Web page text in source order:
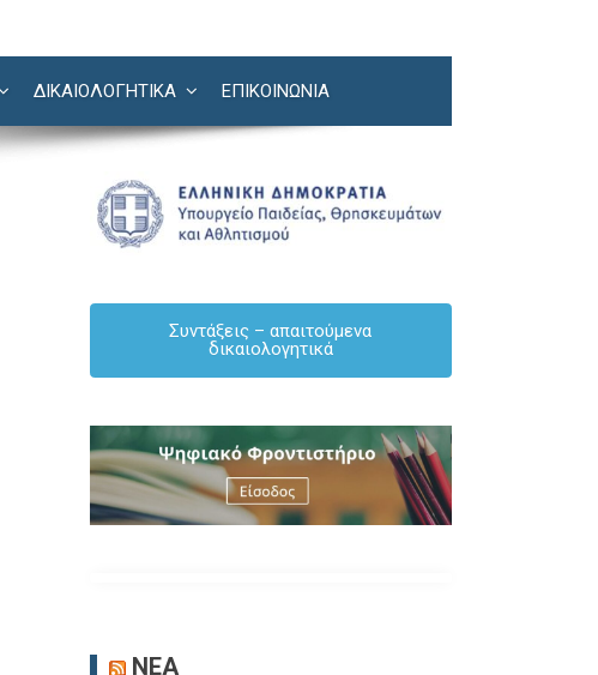
ΔΙΚΑΙΟΛΟΓΗΤΙΚΆ ΕΠΙΚΟΙΝΩΝΊΑ
Συντάξεις – απαιτούμενα
δικαιολογητικά
ΝΈΑ